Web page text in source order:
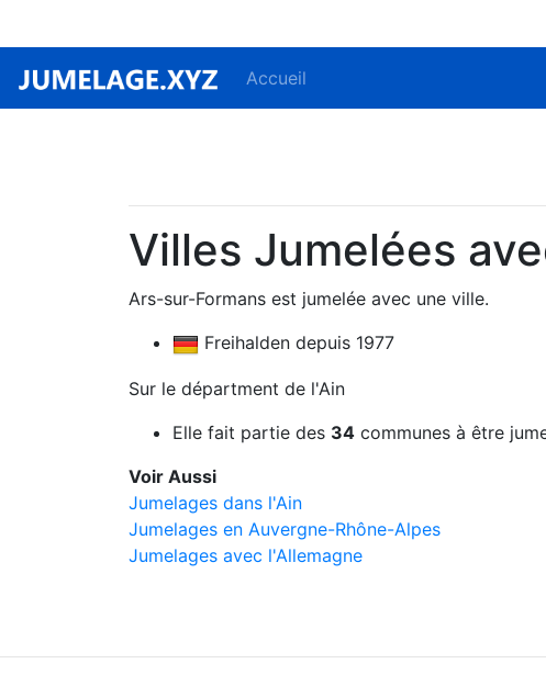
Accueil
Villes Jumelées
Ars-sur-Formans est jumelée avec une ville.
Freihalden depuis 1977
Sur le départment de l'Ain
Elle fait partie des 34 communes à être
Voir Aussi
Jumelages dans l'Ain
Jumelages en Auvergne-Rhône-Alpes
Jumelages avec l'Allemagne